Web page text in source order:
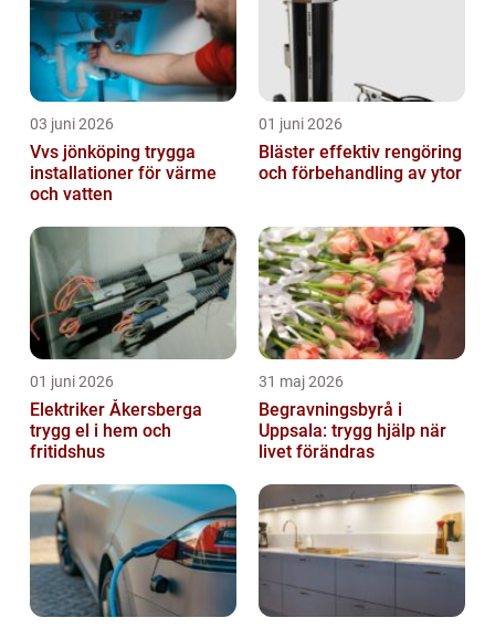
03 juni 2026
Vvs jönköping trygga
installationer för värme
och vatten
01 juni 2026
Bläster effektiv rengöring
och förbehandling av ytor
01 juni 2026
Elektriker Åkersberga
trygg el i hem och
fritidshus
31 maj 2026
Begravningsbyrå i
Uppsala: trygg hjälp när
livet förändras